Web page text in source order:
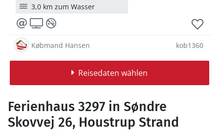
3,0 km zum Wasser
Købmand Hansen kob1360
Reisedaten wählen
Ferienhaus 3297 in Søndre
Skovvej 26, Houstrup Strand